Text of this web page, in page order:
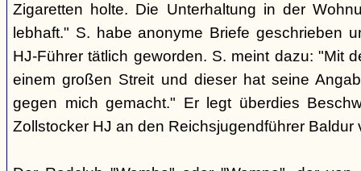
Zigaretten holte. Die Unterhaltung in der
lebhaft." S. habe anonyme Briefe geschrieben
HJ-Führer tätlich geworden. S. meint dazu: "Mit
einem großen Streit und dieser hat seine
gegen mich gemacht." Er legt überdies
Zollstocker HJ an den Reichsjugendführer Baldur